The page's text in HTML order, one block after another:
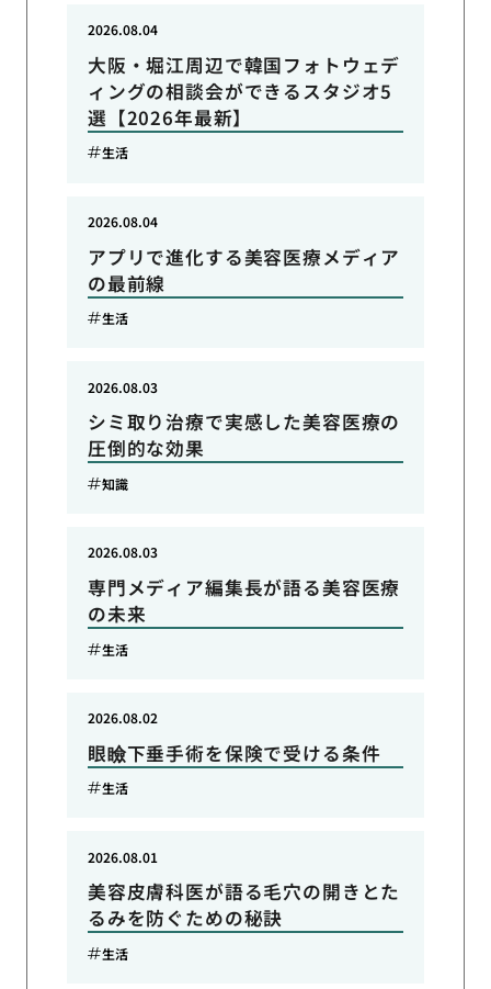
大阪・堀江周辺で韓国フォトウェデ
ィングの相談会ができるスタジオ5
選【2026年最新】
2026.08.04
生活
アプリで進化する美容医療メディア
の最前線
2026.08.04
生活
シミ取り治療で実感した美容医療の
圧倒的な効果
2026.08.03
知識
専門メディア編集長が語る美容医療
の未来
2026.08.03
生活
眼瞼下垂手術を保険で受ける条件
2026.08.02
生活
美容皮膚科医が語る毛穴の開きとた
るみを防ぐための秘訣
2026.08.01
生活